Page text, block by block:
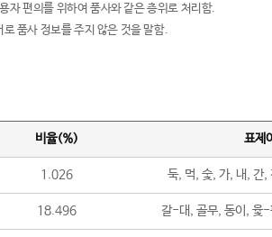
자 편의를 위하여 품사와 같은 층위로 처리함.
로 품사 정보를 주지 않은 것을 말함.
비율(%) 표제
1.026 둑, 먹, 숯, 가, 내, 간,
18.496 갈-대, 골무, 동이, 윷